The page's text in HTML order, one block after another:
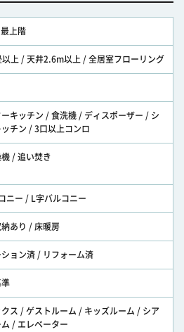
上階
以上 / 天井2.6m以上 / 全居室フローリング
ーキッチン / 食洗機 / ディスポーザー / シ
ッチン / 3口以上コンロ
/ 追い焚き
ニー / L字バルコニー
あり / 床暖房
ション済 / リフォーム済
準
ス / ゲストルーム / キッズルーム / シア
ム / エレベーター